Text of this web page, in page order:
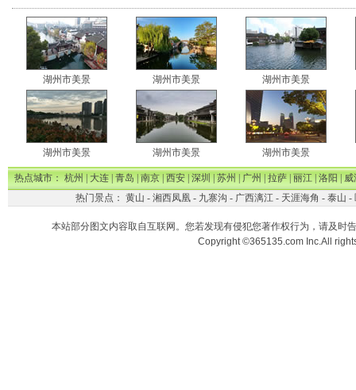
湖州市美景 湖州市美景 湖州市美景
湖州市美景 湖州市美景 湖州市美景
热点城市：杭州|大连|青岛|南京|西安|深圳|苏州|广州|拉萨|丽江|洛阳|威
热门景点： 黄山 - 湘西凤凰- 九寨沟 - 广西漓江- 天涯海角 - 泰山 -
本站部分图文内容取自互联网。您若发现有侵犯您著作权行为，请及时
Copyright ©365135.com Inc.All